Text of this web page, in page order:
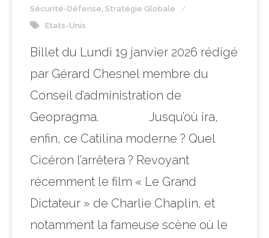
Sécurité-Défense Stratégie Globale
Etats-Unis
Billet du Lundi 19 janvier 2026 rédigé
par Gérard Chesnel membre du
Conseil d’administration de
Geopragma. Jusqu’où ira,
enfin, ce Catilina moderne ? Quel
Cicéron l’arrêtera ? Revoyant
récemment le film « Le Grand
Dictateur » de Charlie Chaplin, et
notamment la fameuse scène où le